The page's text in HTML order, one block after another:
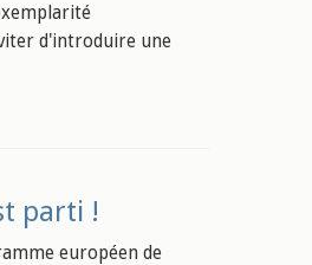
d'introduire une
parti !
européen de